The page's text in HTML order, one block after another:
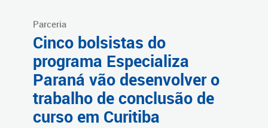
Parceria
Cinco bolsistas do
programa Especializa
Paraná vão desenvolver o
trabalho de conclusão de
curso em Curitiba